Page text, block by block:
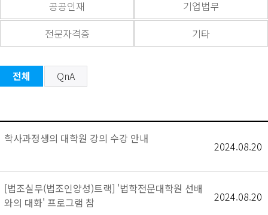
공공인재
기업법무
전문자격증
기타
전체 QnA
학사과정생의 대학원 강의 수강 안내
2024.08.20
[법조실무(법조인양성)트랙] '법학전문대학원 선배
와의 대화' 프로그램 참
2024.08.20